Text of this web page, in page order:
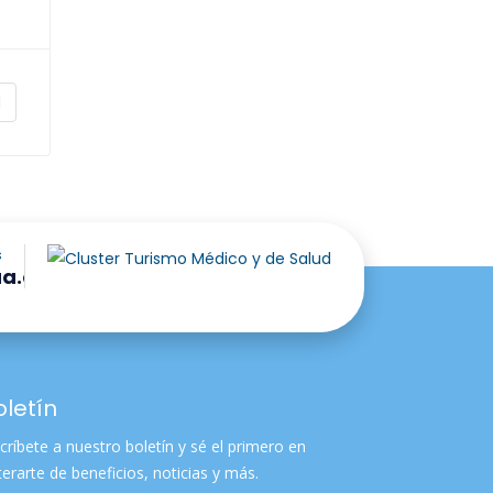
a nuestro boletín y sé el primero en
de beneficios, noticias y más.